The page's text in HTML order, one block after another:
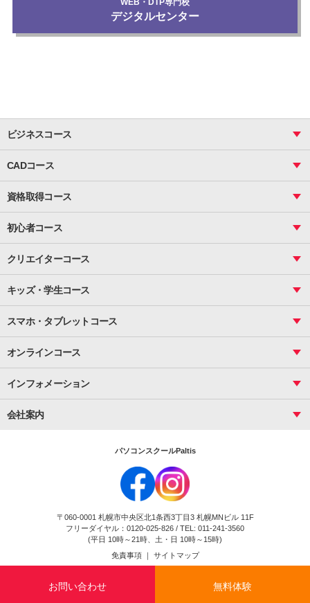
WEB・DTP専門校
デジタルセンター
ビジネスコース
関数
ピボットテーブル
マクロ
資料作成（基礎）
資料作成（応用）
プレゼンスキル
Word
文書作成（応用）
文書作成（デザイン活用）
Access
データベース活用
CADコース
図面作成（基礎）
図面作成（応用）
資格取得コース
VBAエキスパート
ビジネス統計
CS
サーティファイ
初心者コース
案内文書・レター・はがき・POP作成
インターネット活用
メール活用
クリエイターコース
基礎
応用
Illustrator
基礎
応用
HTML/CSS
InDesign
Basic
キッズ・学生コース
プライマリー（年長～小２）
スタンダード（小３～小６）
マインクラフト（年長～小６）
パソコンコース
中学生コース
高校生コース
スマホ・タブレットコース
初めてのLINE
初めてのInstagram
初めてのTwitter
初めてのfacebook
オンラインコース
インフォメーション
パルティスの特徴
ジュニアプログラミングスクール時計台教室
ジュニアプログラミングスクール苫小牧沼ノ端教室
会社案内
パソコンスクールPaltis
〒060-0001 札幌市中央区北1条西3丁目3 札幌MNビル 11F
フリーダイヤル：0120-025-826 / TEL: 011-241-3560
(平日 10時～21時、土・日 10時～15時)
免責事項
｜ サイトマップ
お問い合わせ 無料体験